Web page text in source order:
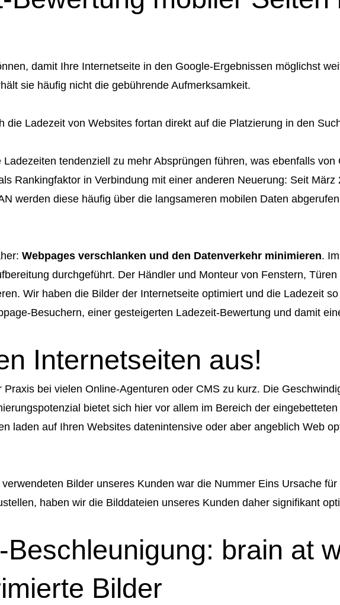
damit Ihre Internetseite in den Google-Ergebnissen möglichst
sie häufig nicht die gebührende Aufmerksamkeit.
Ladezeit von Websites fortan direkt auf die Platzierung in den
tendenziell zu mehr Absprüngen führen, was ebenfalls von
Rankingfaktor in Verbindung mit einer anderen Neuerung: Seit
werden diese häufig über die langsameren mobilen Daten
Webpages verschlanken und den Datenverkehr minimieren.
durchgeführt. Der Händler und Monteur von Fenstern,
Wir haben die Bilder der Internetseite optimiert und die Ladezeit
Besuchern, einer gesteigerten Ladezeit-Bewertung und damit
Internetseiten aus!
bei vielen Online-Agenturen oder CMS zu kurz. Die
bietet sich hier vor allem im Bereich der
laden auf Ihren Websites datenintensive oder aber angeblich Web
Bilder unseres Kunden war die Nummer Eins Ursache
haben wir die Bilddateien unseres Kunden daher signifikant
brain at
Bilder